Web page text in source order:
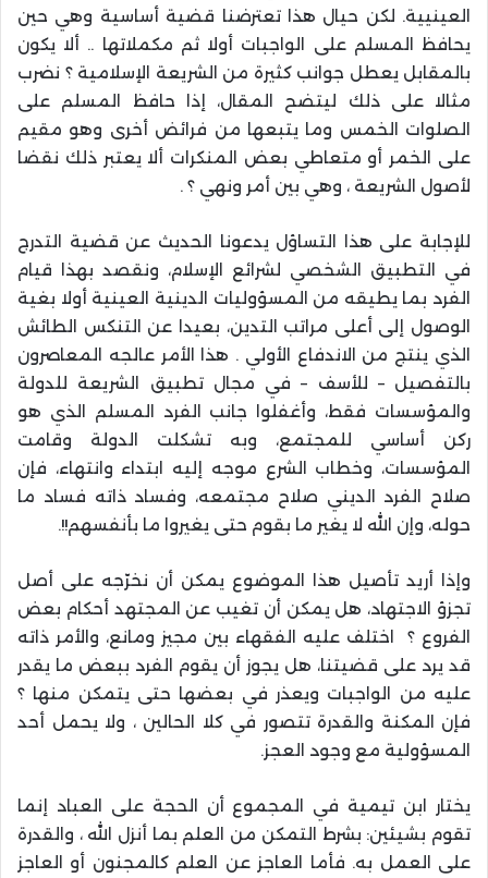
العينيية. لكن حيال هذا تعترضنا قضية أساسية وهي حين
يحافظ المسلم على الواجبات أولا ثم مكملاتها .. ألا يكون
بالمقابل يعطل جوانب كثيرة من الشريعة الإسلامية ؟ نضرب
مثالا على ذلك ليتضح المقال، إذا حافظ المسلم على
الصلوات الخمس وما يتبعها من فرائض أخرى وهو مقيم
على الخمر أو متعاطي بعض المنكرات ألا يعتبر ذلك نقضا
لأصول الشريعة ، وهي بين أمر ونهي ؟ .
للإجابة على هذا التساؤل يدعونا الحديث عن قضية التدرج
في التطبيق الشخصي لشرائع الإسلام، ونقصد بهذا قيام
الفرد بما يطيقه من المسؤوليات الدينية العينية أولا بغية
الوصول إلى أعلى مراتب التدين، بعيدا عن التنكس الطائش
الذي ينتج من الاندفاع الأولي . هذا الأمر عالجه المعاصرون
بالتفصيل – للأسف – في مجال تطبيق الشريعة للدولة
والمؤسسات فقط، وأغفلوا جانب الفرد المسلم الذي هو
ركن أساسي للمجتمع، وبه تشكلت الدولة وقامت
المؤسسات، وخطاب الشرع موجه إليه ابتداء وانتهاء، فإن
صلاح الفرد الديني صلاح مجتمعه، وفساد ذاته فساد ما
حوله، وإن الله لا يغير ما بقوم حتى يغيروا ما بأنفسهم!!.
وإذا أريد تأصيل هذا الموضوع يمكن أن نخرّجه على أصل
تجزؤ الاجتهاد، هل يمكن أن تغيب عن المجتهد أحكام بعض
الفروع ؟ اختلف عليه الفقهاء بين مجيز ومانع، والأمر ذاته
قد يرد على قضيتنا، هل يجوز أن يقوم الفرد ببعض ما يقدر
عليه من الواجبات ويعذر في بعضها حتى يتمكن منها ؟
فإن المكنة والقدرة تتصور في كلا الحالين ، ولا يحمل أحد
المسؤولية مع وجود العجز.
يختار ابن تيمية في المجموع أن الحجة على العباد إنما
تقوم بشيئين: بشرط التمكن من العلم بما أنزل الله ، والقدرة
على العمل به. فأما العاجز عن العلم كالمجنون أو العاجز